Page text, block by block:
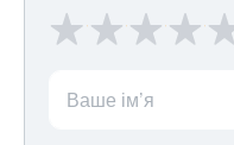
Ваше ім’я